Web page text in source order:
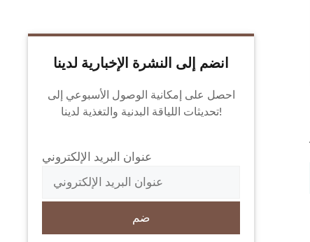
انضم إلى النشرة الإخبارية لدينا
احصل على إمكانية الوصول الأسبوعي إلى
تحديثات اللياقة البدنية والتغذية لدينا!
عنوان البريد الإلكتروني